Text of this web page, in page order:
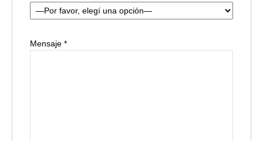
Mensaje *